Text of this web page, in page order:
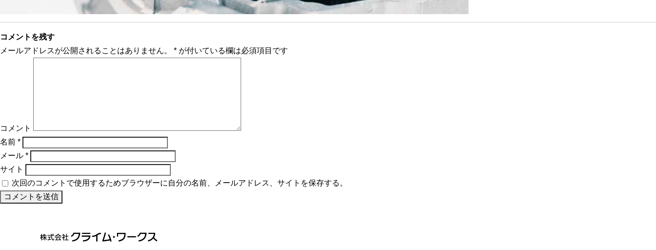
コメントを残す
メールアドレスが公開されることはありません。
* が付いている欄は必須項目です
コメント
名前 *
メール *
サイト
次回のコメントで使用するためブラウザーに自分の名前、メールアドレス、サイトを保存する。